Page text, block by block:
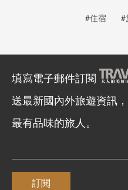
#住宿 #
填寫電子郵件訂閱
送最新國內外旅遊資訊
最有品味的旅人。
訂閱